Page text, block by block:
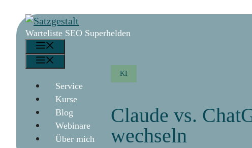
Inhalt
springenWarteliste SEO Superhelden
Service
Kurse
Blog
Webinare
Über mich
KI
Claude vs.
wechseln